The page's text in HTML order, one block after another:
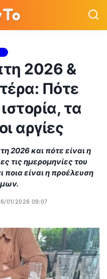
2026 &
Πότε
τα
αργίες
2026 και πότε είναι η
τις ημερομηνίες του
ποια είναι η προέλευση
01/2026 09:07